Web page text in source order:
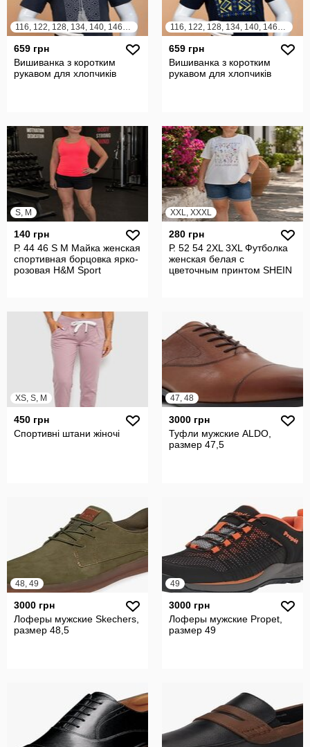
116, 122, 128, 134, 140, 146, 152, 158, 164
659 грн
Вишиванка з коротким
рукавом для хлопчиків
116, 122, 128, 134, 140, 146, 152, 158, 164
659 грн
Вишиванка з коротким
рукавом для хлопчиків
S, M
140 грн
Р. 44 46 S M Майка женская
спортивная борцовка ярко-
розовая H&M Sport
XXL, XXXL
280 грн
Р. 52 54 2XL 3XL Футболка
женская белая с
цветочным принтом SHEIN
XS, S, M
450 грн
Спортивні штани жіночі
47, 48
3000 грн
Туфли мужские ALDO,
размер 47,5
48, 49
3000 грн
Лоферы мужские Skechers,
размер 48,5
49
3000 грн
Лоферы мужские Рropet,
размер 49